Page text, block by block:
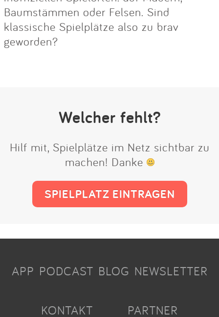
Baumstämmen oder Felsen. Sind
klassische Spielplätze also zu brav
geworden?
Welcher fehlt?
Hilf mit, Spielplätze im Netz sichtbar zu
machen! Danke
SPIELPLATZ EINTRAGEN
APP PODCAST BLOG NEWSLETTER
KONTAKT PARTNER